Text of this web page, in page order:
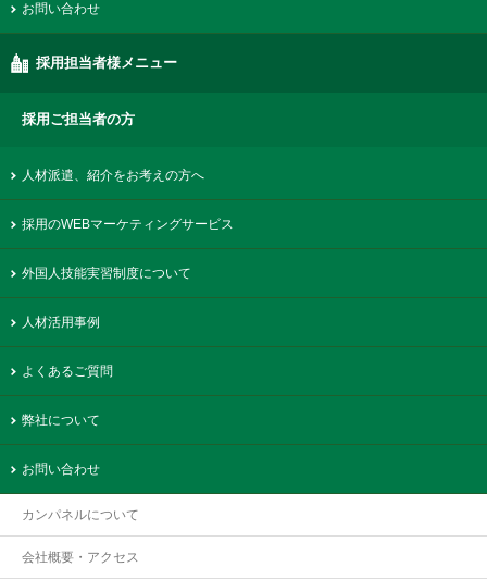
お問い合わせ
採用担当者様メニュー
採用ご担当者の方
人材派遣、紹介をお考えの方へ
採用のWEBマーケティングサービス
外国人技能実習制度について
人材活用事例
よくあるご質問
弊社について
お問い合わせ
カンパネルについて
会社概要・アクセス